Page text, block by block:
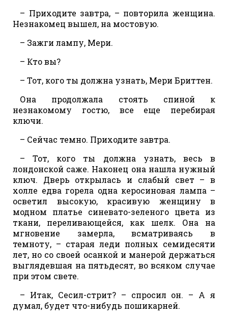
– Приходите завтра, – повторила женщина.
Незнакомец вышел, на мостовую.
– Зажги лампу, Мери.
– Кто вы?
– Тот, кого ты должна узнать, Мери Бриттен.
Она продолжала стоять спиной к
незнакомому гостю, все еще перебирая
ключи.
– Сейчас темно. Приходите завтра.
– Тот, кого ты должна узнать, весь в
лондонской саже. Наконец она нашла нужный
ключ. Дверь открылась и слабый свет – в
холле едва горела одна керосиновая лампа –
осветил высокую, красивую женщину в
модном платье синевато-зеленого цвета из
ткани, переливающейся, как шелк. Она на
мгновение замерла, всматриваясь в
темноту, – старая леди полных семидесяти
лет, но со своей осанкой и манерой держаться
выглядевшая на пятьдесят, во всяком случае
при этом свете.
– Итак, Сесил-стрит? – спросил он. – А я
думал, будет что-нибудь пошикарней.